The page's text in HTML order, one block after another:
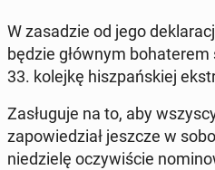
W za­sa­dzie od jego
będzie głównym
33. kolejkę hisz­pań­skiej
Za­słu­gu­je na to, aby
za­po­wie­dział jeszcze w
nie­dzie­lę oczy­wi­ście